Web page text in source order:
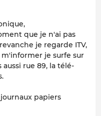
que je n'ai pas
je regarde ITV,
je surfe sur
rue 89, la télé-
papiers